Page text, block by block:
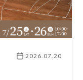
2026.07.20